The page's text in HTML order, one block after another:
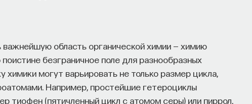
область органической химии — химию
безграничное поле для разнообразных
химики могут варьировать не только размер цикла,
Например, простейшие гетероциклы
тиофен (пятичленный цикл с атомом серы) или пиррол,